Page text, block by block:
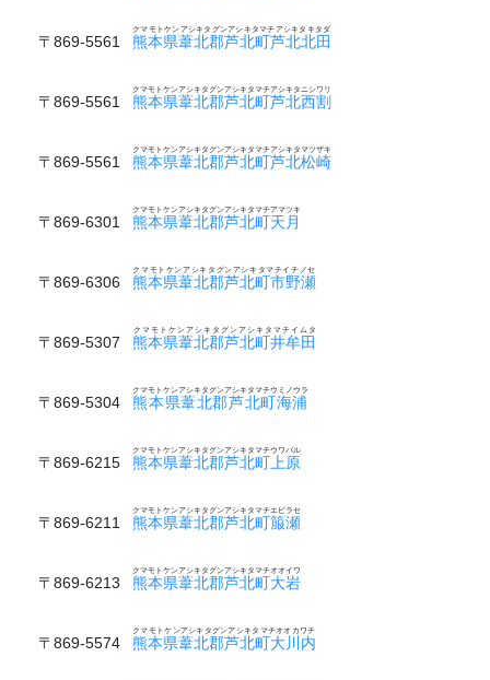
〒869-5561 熊本県葦北郡芦北町芦北北田
クマモトケンアシキタグンアシキタマチアシキタキタダ
〒869-5561 熊本県葦北郡芦北町芦北西割
クマモトケンアシキタグンアシキタマチアシキタニシワリ
〒869-5561 熊本県葦北郡芦北町芦北松崎
クマモトケンアシキタグンアシキタマチアシキタマツザキ
〒869-6301 熊本県葦北郡芦北町天月
クマモトケンアシキタグンアシキタマチアマツキ
〒869-6306 熊本県葦北郡芦北町市野瀬
クマモトケンアシキタグンアシキタマチイチノセ
〒869-5307 熊本県葦北郡芦北町井牟田
クマモトケンアシキタグンアシキタマチイムタ
〒869-5304 熊本県葦北郡芦北町海浦
クマモトケンアシキタグンアシキタマチウミノウラ
〒869-6215 熊本県葦北郡芦北町上原
クマモトケンアシキタグンアシキタマチウワバル
〒869-6211 熊本県葦北郡芦北町箙瀬
クマモトケンアシキタグンアシキタマチエビラセ
〒869-6213 熊本県葦北郡芦北町大岩
クマモトケンアシキタグンアシキタマチオオイワ
〒869-5574 熊本県葦北郡芦北町大川内
クマモトケンアシキタグンアシキタマチオオカワチ